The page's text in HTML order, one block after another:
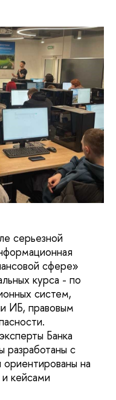
серьезной
сфере»
курса - по
систем,
ИБ, правовым
Банка
разработаны с
ориентированы на
кейсами